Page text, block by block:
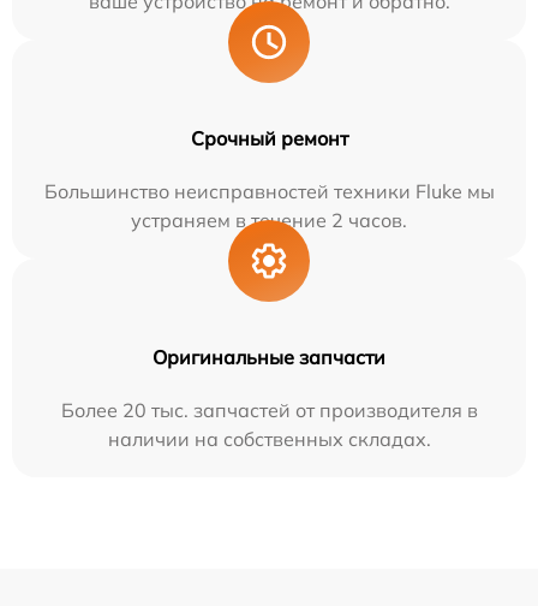
Срочный ремонт
Большинство неисправностей техники Fluke мы
устраняем в течение 2 часов.
Оригинальные запчасти
Более 20 тыс. запчастей от производителя в
наличии на собственных складах.